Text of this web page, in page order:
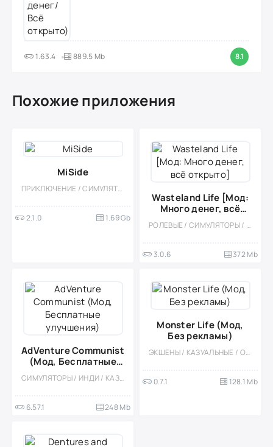
1.63.4 889.5 Mb 8.1
Похожие приложения
MiSide
ПРИКЛЮЧЕНИЕ / СИМУЛЯТОРЫ / ОДНОПОЛЬЗОВАТЕЛЬСКИЕ / ВИЗУАЛЬНАЯ НОВЕЛЛА / ХОРРОР / БОЛЬШАЯ
2.1.0 1.69 Gb
Wasteland Life [Мод:
Много денег, всё
открыто]
РОЛЕВЫЕ / СИМУЛЯТОРЫ / КАЗУАЛЬНЫЕ / ОДНОПОЛЬЗОВАТЕЛЬСКИЕ / СТИЛИЗАЦИЯ / ОФЛАЙН / ВЫЖИВАНИЕ / ФЕРМЫ / ВИД СВЕРХУ / АПОКАЛИПСИС / МОД / ВСТРОЕННЫЙ КЕШ / СТРАТЕГИИ
3.0.6 372 Mb
AdVenture Communist
(Мод, Бесплатные
улучшения)
СИМУЛЯТОРЫ / ИНДИ / КАЗУАЛЬНЫЕ / ОДНОПОЛЬЗОВАТЕЛЬСКИЕ / СТИЛИЗАЦИЯ / ВСТРОЕННЫЙ КЕШ / МОД / МАЛЕНЬКАЯ
6.57.1 248 Mb
Monster Life (Мод,
Без рекламы)
ЭКШЕНЫ / КАЗУАЛЬНЫЕ / ОДНОПОЛЬЗОВАТЕЛЬСКИЕ / ДЛЯ ДЕТЕЙ / МИЛАЯ / ОФЛАЙН / МОД / 3D / МАЛЕНЬКАЯ / ОТ ПЕРВОГО ЛИЦА
0.7.1 128.1 Mb